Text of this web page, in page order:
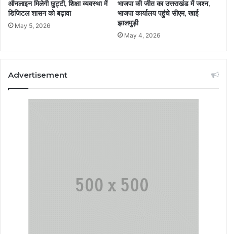
ऑनलाइन मिलेगी छुट्टी, शिक्षा व्यवस्था में
डिजिटल शासन को बढ़ावा
May 5, 2026
भाजपा की जीत का उत्तराखंड में जश्न,
भाजपा कार्यालय पहुंचे सीएम, खाई
झालमुड़ी
May 4, 2026
Advertisement